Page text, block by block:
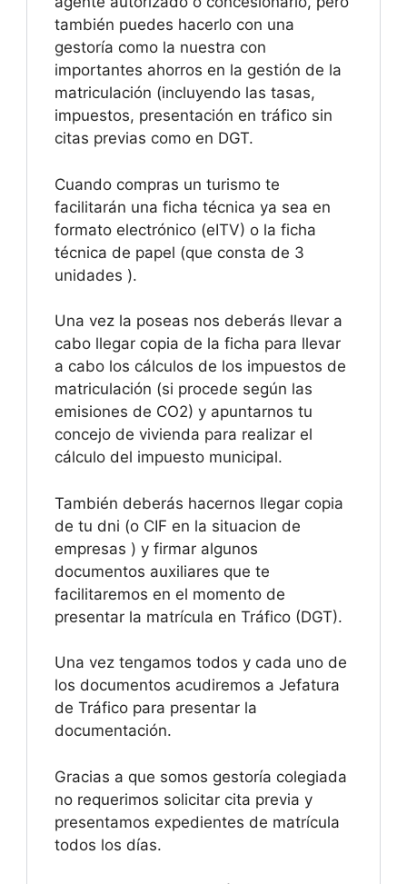
también puedes hacerlo con una
gestoría como la nuestra con
importantes ahorros en la gestión de la
matriculación (incluyendo las tasas,
impuestos, presentación en tráfico sin
citas previas como en DGT.
Cuando compras un turismo te
facilitarán una ficha técnica ya sea en
formato electrónico (eITV) o la ficha
técnica de papel (que consta de 3
unidades ).
Una vez la poseas nos deberás llevar a
cabo llegar copia de la ficha para llevar
a cabo los cálculos de los impuestos de
matriculación (si procede según las
emisiones de CO2) y apuntarnos tu
concejo de vivienda para realizar el
cálculo del impuesto municipal.
También deberás hacernos llegar copia
de tu dni (o CIF en la situacion de
empresas ) y firmar algunos
documentos auxiliares que te
facilitaremos en el momento de
presentar la matrícula en Tráfico (DGT).
Una vez tengamos todos y cada uno de
los documentos acudiremos a Jefatura
de Tráfico para presentar la
documentación.
Gracias a que somos gestoría colegiada
no requerimos solicitar cita previa y
presentamos expedientes de matrícula
todos los días.